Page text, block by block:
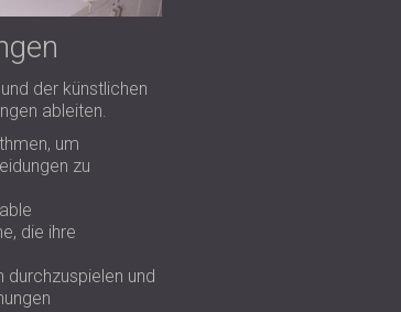
der künstlichen
ableiten.
um
zu
die ihre
durchzuspielen und